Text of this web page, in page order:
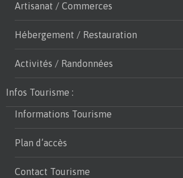
Artisanat / Commerces
Hébergement / Restauration
Activités / Randonnées
Infos Tourisme :
Informations Tourisme
Plan d’accès
Contact Tourisme